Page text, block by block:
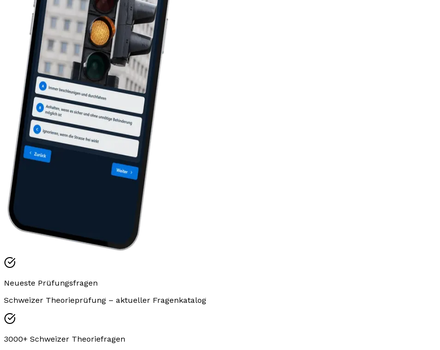
Neueste Prüfungsfragen
Schweizer Theorieprüfung – aktueller Fragenkatalog
3000+ Schweizer Theoriefragen